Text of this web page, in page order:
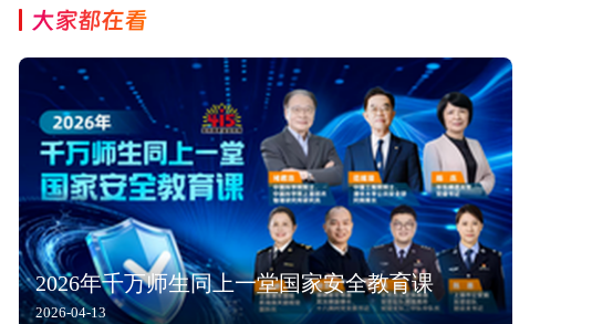
大家都在看
2026年千万师生同上一堂国家安全教育课
2026-04-13